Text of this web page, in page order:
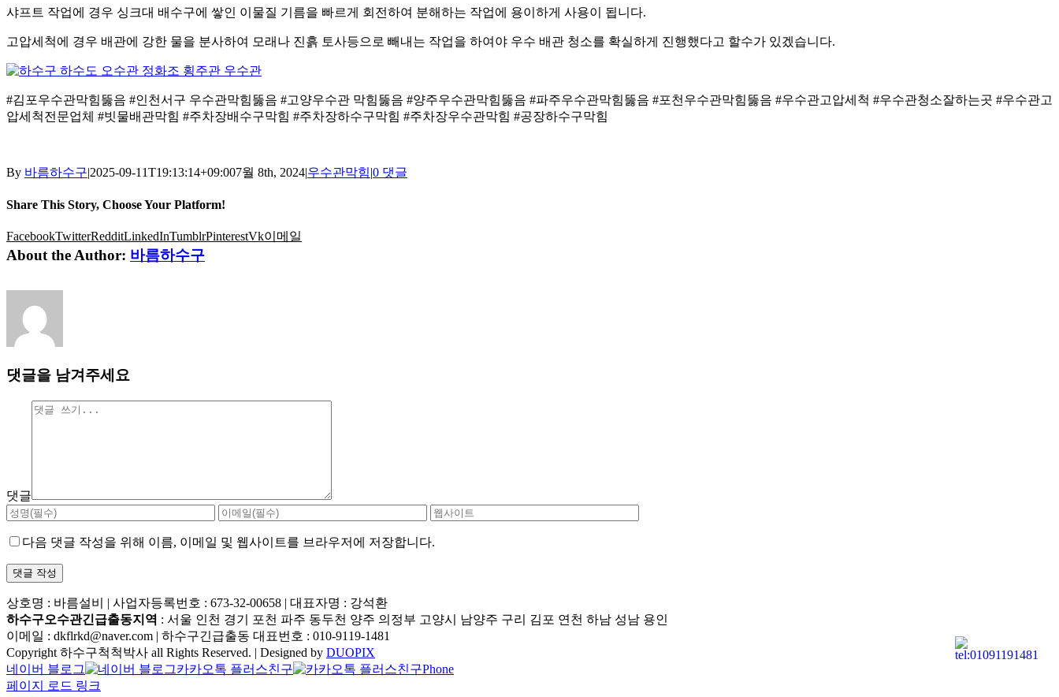
샤프트 작업에 경우 싱크대 배수구에 쌓인 이물질 기름을 빠르게 회전하여 분해하는 작업에 용이하게 사용이 됩니다.
고압세척에 경우 배관에 강한 물을 분사하여 모래나 진흙 토사등으로 빼내는 작업을 하여야 우수 배관 청소를 확실하게 진행했다고 할수가 있겠습니다.
#김포우수관막힘뚫음 #인천서구 우수관막힘뚫음 #고양우수관 막힘뚫음 #양주우수관막힘뚫음 #파주우수관막힘뚫음 #포천우수관막힘뚫음 #우수관고압세척 #우수관청소잘하는곳 #우수관고
압세척전문업체 #빗물배관막힘 #주차장배수구막힘 #주차장하수구막힘 #주차장우수관막힘 #공장하수구막힘
By 바름하수구|2025-09-11T19:13:14+09:007월 8th, 2024|우수관막힘|0 댓글
Share This Story, Choose Your Platform!
FacebookTwitterRedditLinkedInTumblrPinterestVk이메일
About the Author: 바름하수구
댓글을 남겨주세요
댓글
다음 댓글 작성을 위해 이름, 이메일 및 웹사이트를 브라우저에 저장합니다.
상호명 : 바름설비 | 사업자등록번호 : 673-32-00658 | 대표자명 : 강석환
하수구오수관긴급출동지역 : 서울 인천 경기 포천 파주 동두천 양주 의정부 고양시 남양주 구리 김포 연천 하남 성남 용인
이메일 : dkflrkd@naver.com | 하수구긴급출동 대표번호 : 010-9119-1481
Copyright 하수구척척박사 all Rights Reserved. | Designed by DUOPIX
네이버 블로그
카카오톡 플러스친구
Phone
페이지 로드 링크